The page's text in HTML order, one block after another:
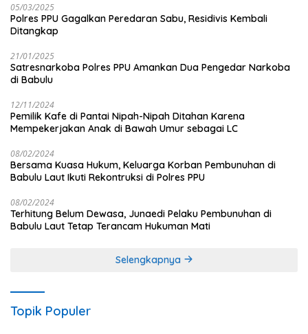
05/03/2025
Polres PPU Gagalkan Peredaran Sabu, Residivis Kembali
Ditangkap
21/01/2025
Satresnarkoba Polres PPU Amankan Dua Pengedar Narkoba
di Babulu
12/11/2024
Pemilik Kafe di Pantai Nipah-Nipah Ditahan Karena
Mempekerjakan Anak di Bawah Umur sebagai LC
08/02/2024
Bersama Kuasa Hukum, Keluarga Korban Pembunuhan di
Babulu Laut Ikuti Rekontruksi di Polres PPU
08/02/2024
Terhitung Belum Dewasa, Junaedi Pelaku Pembunuhan di
Babulu Laut Tetap Terancam Hukuman Mati
Selengkapnya
Topik Populer